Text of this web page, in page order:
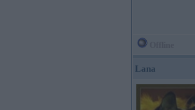
Lana